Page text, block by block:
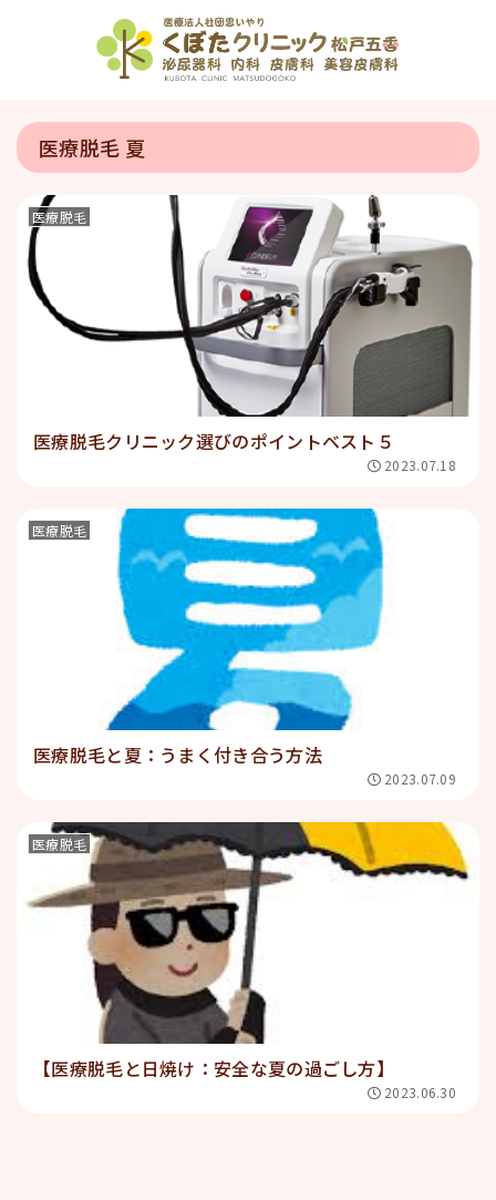
医療脱毛 夏
医療脱毛
医療脱毛クリニック選びのポイントベスト５
2023.07.18
医療脱毛
医療脱毛と夏：うまく付き合う方法
2023.07.09
医療脱毛
【医療脱毛と日焼け：安全な夏の過ごし方】
2023.06.30